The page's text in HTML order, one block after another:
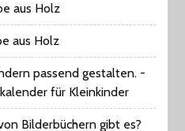
aus Holz
aus Holz
passend gestalten. -
für Kleinkinder
Bilderbüchern gibt es?